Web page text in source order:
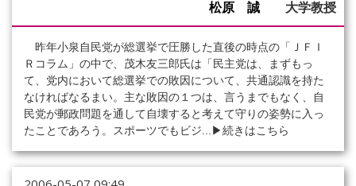
松原 誠 大学教授
昨年小泉自民党が総選挙で圧勝した直後の時点の「ＪＦＩ
Ｒコラム」の中で、茂木友三郎氏は「民主党は、まずもっ
て、党内において総選挙での敗因について、共通認識を持た
なければなるまい。主な敗因の１つは、言うまでもなく、自
民党が郵政問題を通して自壊すると考えて守りの姿勢に入っ
たことであろう。スポーツでもビジ...
▶続きはこちら